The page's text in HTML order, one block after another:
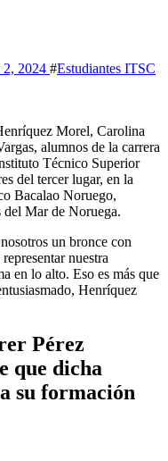
2024 #Estudiantes ITSC
alumnos de la carrera
Técnico Superior
del tercer lugar, en la
Bacalao Noruego,
del Mar de Noruega.
un bronce con
nuestra
en lo alto. Eso es más que
Henríquez
Pérez
que dicha
su formación